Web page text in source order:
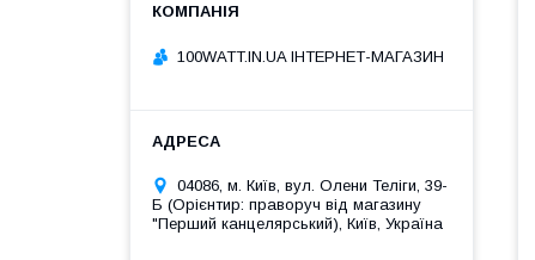
100WATT.IN.UA ІНТЕРНЕТ-МАГАЗИН
04086, м. Київ, вул. Олени Теліги, 39-
Б (Орієнтир: праворуч від магазину
"Перший канцелярський), Київ, Україна